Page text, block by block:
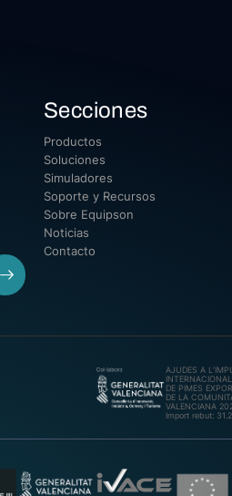
Secciones
Productos
Soluciones
Simuladores
Soporte y Recursos
Sobre Equipson
Noticias
Contacto
AJUDES A
DE PIMES
DE LA
VALENCIANA
Import rebut: